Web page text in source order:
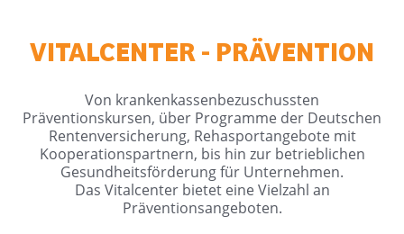
VITALCENTER - PRÄVENTION
Von krankenkassenbezuschussten
Präventionskursen, über Programme der Deutschen
Rentenversicherung, Rehasportangebote mit
Kooperationspartnern, bis hin zur betrieblichen
Gesundheitsförderung für Unternehmen.
Das Vitalcenter bietet eine Vielzahl an
Präventionsangeboten.